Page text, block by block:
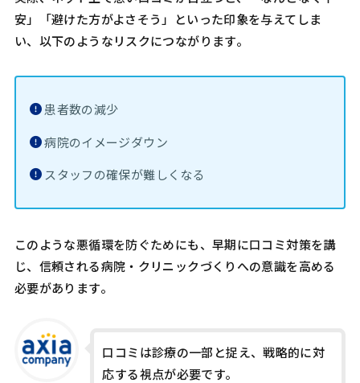
安」「避けた方がよさそう」といった印象を与えてしま
い、以下のようなリスクにつながります。
患者数の減少
病院のイメージダウン
スタッフの確保が難しくなる
このような悪循環を防ぐためにも、早期に口コミ対策を講
じ、信頼される病院・クリニックづくりへの意識を高める
必要があります。
口コミは診療の一部と捉え、戦略的に対
応する視点が必要です。